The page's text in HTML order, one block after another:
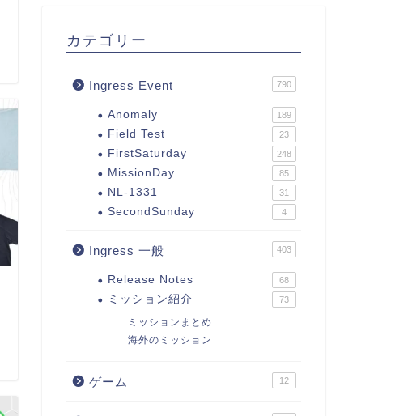
カテゴリー
Ingress Event 790
Anomaly 189
Field Test 23
FirstSaturday 248
MissionDay 85
NL-1331 31
SecondSunday 4
Ingress 一般 403
Release Notes 68
ミッション紹介 73
ミッションまとめ
海外のミッション
ゲーム 12